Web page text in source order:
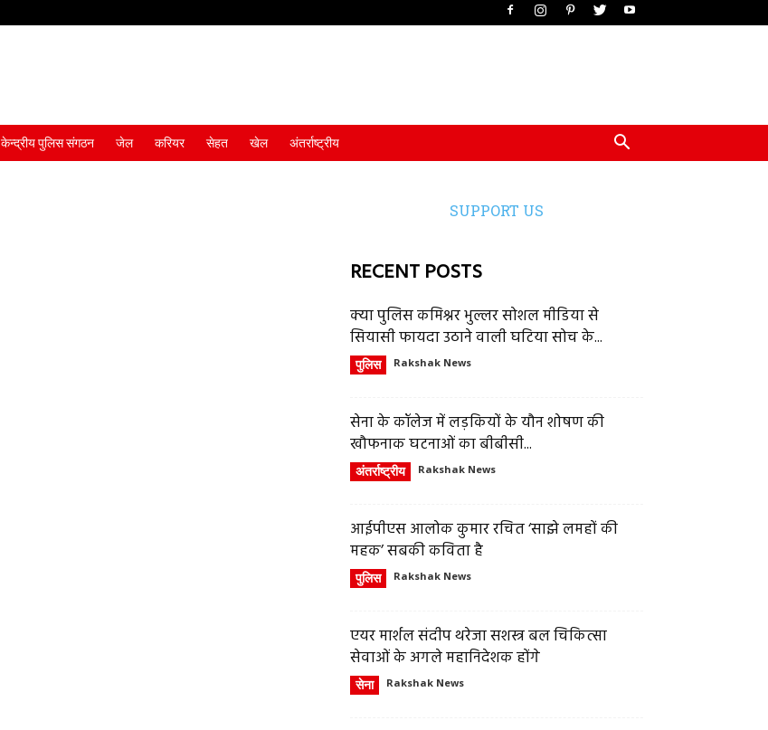
केन्द्रीय पुलिस संगठन जेल करियर सेहत खेल अंतर्राष्ट्रीय
SUPPORT US
RECENT POSTS
क्या पुलिस कमिश्नर भुल्लर सोशल मीडिया से
सियासी फायदा उठाने वाली घटिया सोच के...
पुलिस Rakshak News
सेना के कॉलेज में लड़कियों के यौन शोषण की
खौफनाक घटनाओं का बीबीसी...
अंतर्राष्ट्रीय Rakshak News
आईपीएस आलोक कुमार रचित ‘साझे लमहों की
महक’ सबकी कविता है
पुलिस Rakshak News
एयर मार्शल संदीप थरेजा सशस्त्र बल चिकित्सा
सेवाओं के अगले महानिदेशक होंगे
सेना Rakshak News